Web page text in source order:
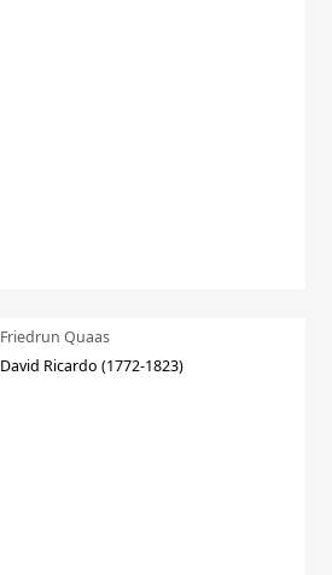
Friedrun Quaas
David Ricardo (1772-1823)